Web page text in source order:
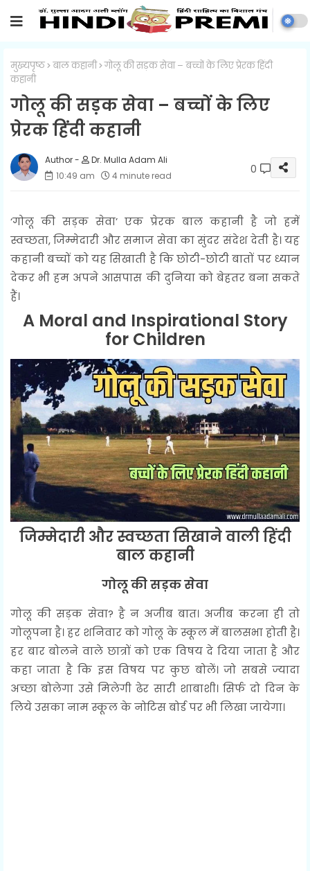
मुख्यपृष्ठ बाल कहानी गोलू की सड़क सेवा – बच्चों के लिए प्रेरक हिंदी
कहानी
गोलू की सड़क सेवा – बच्चों के लिए
प्रेरक हिंदी कहानी
Dr. Mulla Adam Ali
10:49 am
4 minute read 0
‘गोलू की सड़क सेवा’ एक प्रेरक बाल कहानी है जो हमें
स्वच्छता, जिम्मेदारी और समाज सेवा का सुंदर संदेश देती है। यह
कहानी बच्चों को यह सिखाती है कि छोटी-छोटी बातों पर ध्यान
देकर भी हम अपने आसपास की दुनिया को बेहतर बना सकते
हैं।
A Moral and Inspirational Story
for Children
जिम्मेदारी और स्वच्छता सिखाने वाली हिंदी
बाल कहानी
गोलू की सड़क सेवा
गोलू की सड़क सेवा? है न अजीब बात। अजीब करना ही तो
गोलूपना है। हर शनिवार को गोलू के स्कूल में बालसभा होती है।
हर बार बोलने वाले छात्रों को एक विषय दे दिया जाता है और
कहा जाता है कि इस विषय पर कुछ बोलें। जो सबसे ज्यादा
अच्छा बोलेगा उसे मिलेगी ढेर सारी शाबाशी। सिर्फ दो दिन के
लिये उसका नाम स्कूल के नोटिस बोर्ड पर भी लिखा जायेगा।